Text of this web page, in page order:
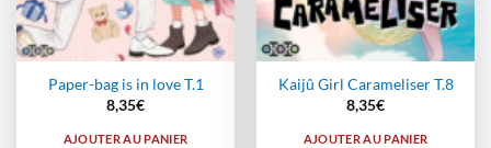
Paper-bag is in love T.1
8,35€
AJOUTER AU PANIER
Kaijû Girl Carameliser T.8
8,35€
AJOUTER AU PANIER